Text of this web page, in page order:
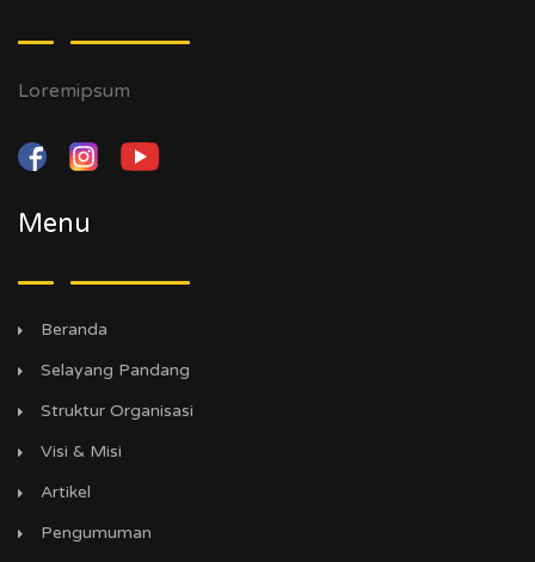
Loremipsum
Menu
Beranda
Selayang Pandang
Struktur Organisasi
Visi & Misi
Artikel
Pengumuman